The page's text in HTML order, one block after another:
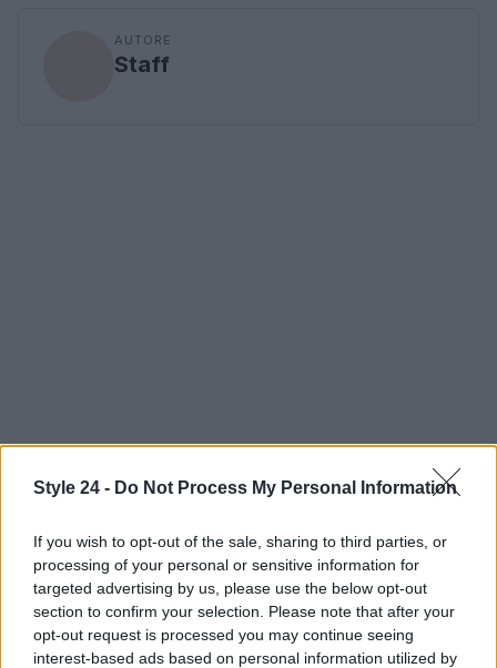
Style 24 - Do Not Process My Personal Information
If you wish to opt-out of the sale, sharing to third parties, or
processing of your personal or sensitive information for
targeted advertising by us, please use the below opt-out
section to confirm your selection. Please note that after your
opt-out request is processed you may continue seeing
interest-based ads based on personal information utilized by
AUTORE
Staff
Continua a leggere